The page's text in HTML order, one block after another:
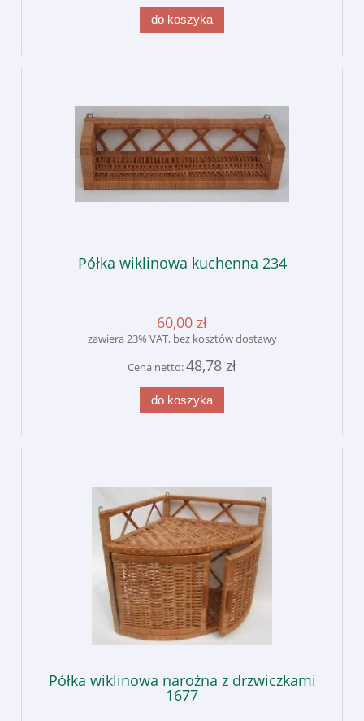
do koszyka
Półka wiklinowa kuchenna 234
60,00 zł
zawiera 23% VAT, bez kosztów dostawy
Cena netto:48,78 zł
do koszyka
Półka wiklinowa narożna z drzwiczkami
1677